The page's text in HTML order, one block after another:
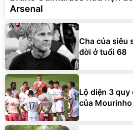
Arsenal
Cha của siêu
đời ở tuổi 68
Lộ diện 3
của Mourinho